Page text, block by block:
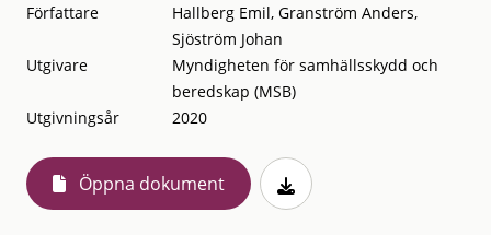
Författare
Hallberg Emil, Granström Anders,
Sjöström Johan
Utgivare
Myndigheten för samhällsskydd och
beredskap (MSB)
Utgivningsår
2020
Öppna dokument